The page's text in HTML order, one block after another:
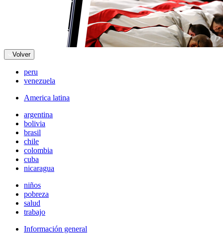
Volver
peru
venezuela
America latina
argentina
bolivia
brasil
chile
colombia
cuba
nicaragua
niños
pobreza
salud
trabajo
Información general